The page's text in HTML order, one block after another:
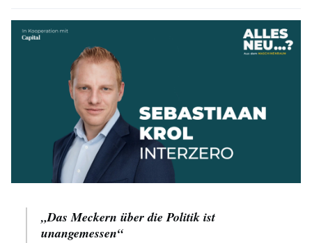
„Das Meckern über die Politik ist
unangemessen“